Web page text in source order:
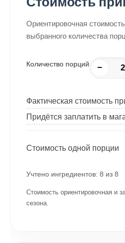
Ориентировочная
выбранного количества
Количество порций −
Фактическая стоимость
Придётся заплатить в
Стоимость одной порции
Учтено ингредиентов: 8 из 8
Стоимость ориентировочная и
сезона.